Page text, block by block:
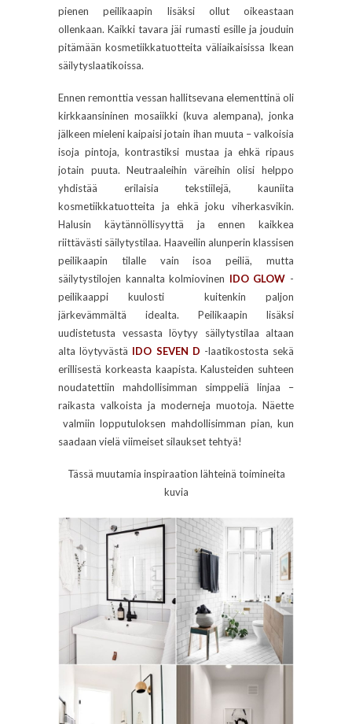
pienen peilikaapin lisäksi ollut oikeastaan
ollenkaan. Kaikki tavara jäi rumasti esille ja jouduin
pitämään kosmetiikkatuotteita väliaikaisissa Ikean
säilytyslaatikoissa.
Ennen remonttia vessan hallitsevana elementtinä oli
kirkkaansininen mosaiikki (kuva alempana), jonka
jälkeen mieleni kaipaisi jotain ihan muuta – valkoisia
isoja pintoja, kontrastiksi mustaa ja ehkä ripaus
jotain puuta. Neutraaleihin väreihin olisi helppo
yhdistää erilaisia tekstiilejä, kauniita
kosmetiikkatuotteita ja ehkä joku viherkasvikin.
Halusin käytännöllisyyttä ja ennen kaikkea
riittävästi säilytystilaa. Haaveilin alunperin klassisen
peilikaapin tilalle vain isoa peiliä, mutta
säilytystilojen kannalta kolmiovinen IDO GLOW -
peilikaappi kuulosti kuitenkin paljon
järkevämmältä idealta. Peilikaapin lisäksi
uudistetusta vessasta löytyy säilytystilaa altaan
alta löytyvästä IDO SEVEN D -laatikostosta sekä
erillisestä korkeasta kaapista. Kalusteiden suhteen
noudatettiin mahdollisimman simppeliä linjaa –
raikasta valkoista ja moderneja muotoja. Näette
valmiin lopputuloksen mahdollisimman pian, kun
saadaan vielä viimeiset silaukset tehtyä!
Tässä muutamia inspiraation lähteinä toimineita
kuvia